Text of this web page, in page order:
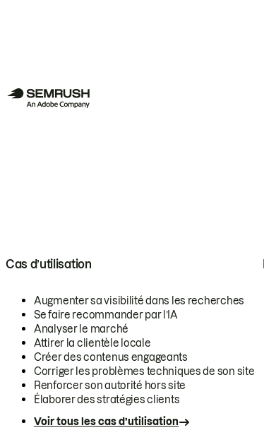
Cas d’utilisation
Augmenter sa visibilité dans les recherches
Se faire recommander par l’IA
Analyser le marché
Attirer la clientèle locale
Créer des contenus engageants
Corriger les problèmes techniques de son site
Renforcer son autorité hors site
Élaborer des stratégies clients
Voir tous les cas d’utilisation